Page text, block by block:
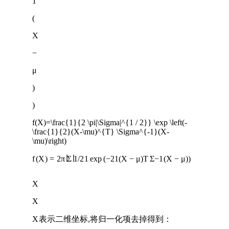
(
X
−
μ
)
)
f(X)=\frac{1}{2 \pi|\Sigma|^{1 / 2}} \exp \left(-
\frac{1}{2}(X-\mu)^{T} \Sigma^{-1}(X-
\mu)\right)
f(X) = 2π ∣Σ 1/21 exp(−21(X − μ)TΣ−1 (X − μ))
X
X
X表示二维坐标,将归一化项去掉得到：